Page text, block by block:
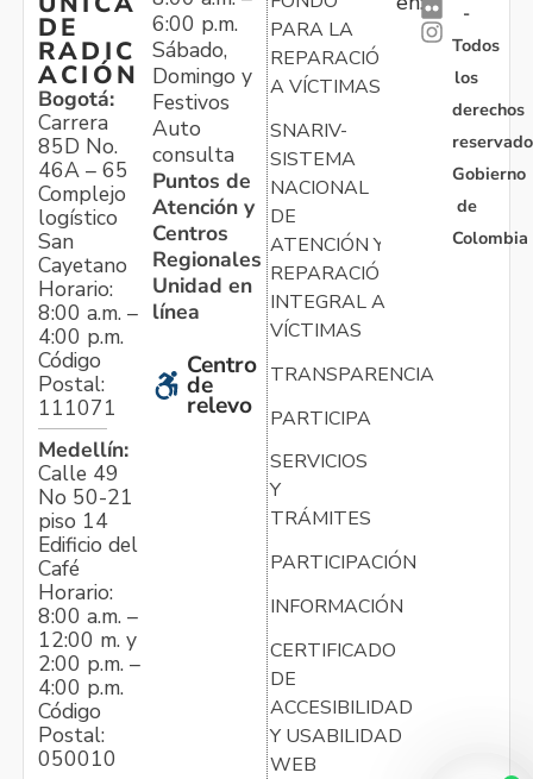
DE
RADIC
ACIÓN
Bogotá:
Carrera
85D No.
46A – 65
Complejo
logístico
San
Cayetano
Horario:
8:00 a.m. –
4:00 p.m.
Código
Postal:
111071
Medellín:
Calle 49
No 50-21
piso 14
Edificio del
Café
Horario:
8:00 a.m. –
12:00 m. y
2:00 p.m. –
4:00 p.m.
Código
Postal:
050010
6:00 p.m.
Sábado,
Domingo y
Festivos
Auto
consulta
Puntos de
Atención y
Centros
Regionales
Unidad en
línea
Centro
de
relevo
PARA LA
REPARACIÓN
A VÍCTIMAS
SNARIV-
SISTEMA
NACIONAL
DE
ATENCIÓN Y
REPARACIÓN
INTEGRAL A
VÍCTIMAS
TRANSPARENCIA
PARTICIPA
SERVICIOS
Y
TRÁMITES
PARTICIPACIÓN
INFORMACIÓN
CERTIFICADO
DE
ACCESIBILIDAD
Y USABILIDAD
WEB
-
Todos
los
derechos
Gobierno
de
Colombia